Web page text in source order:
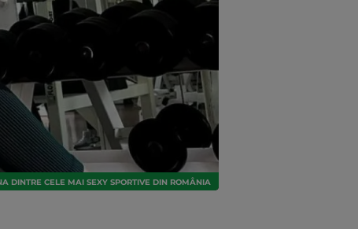
DINTRE CELE MAI SEXY SPORTIVE DIN ROMÂNIA